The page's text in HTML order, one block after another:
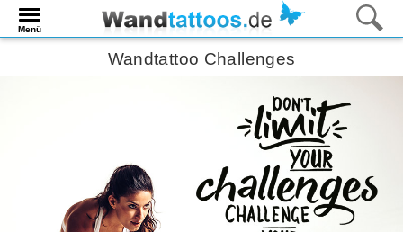
Menü
Wandtattoo Challenges